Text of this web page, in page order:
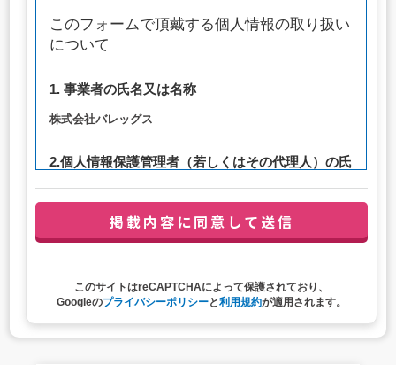
このフォームで頂戴する個人情報の取り扱い
について
1. 事業者の氏名又は名称
株式会社バレッグス
2.個人情報保護管理者（若しくはその代理人）の氏
連絡先：privacy@balleggs.co.jp
（1）お問い合わせ対応（本人への連絡を含む）のため
このサイトはreCAPTCHAによって保護されており、
Googleのプライバシーポリシーと利用規約が適用されます。